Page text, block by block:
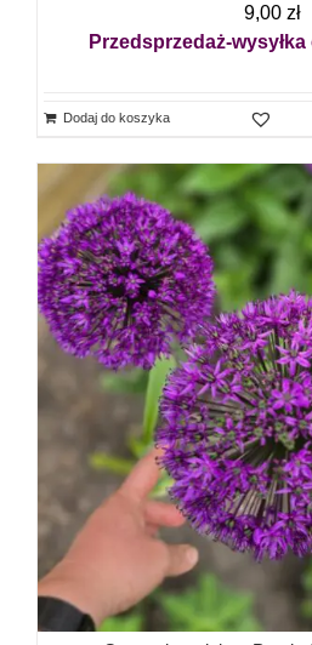
9,00 zł
Przedsprzedaż-
Dodaj do koszyka